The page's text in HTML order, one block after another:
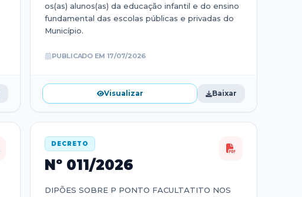
os(as) alunos(as) da educação infantil e do ensino
fundamental das escolas públicas e privadas do
Município.
PUBLICADO EM 17/07/2026
Visualizar Baixar
DECRETO
Nº 011/2026
DIPÕES SOBRE P PONTO FACULTATITO NOS